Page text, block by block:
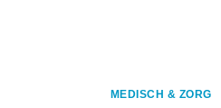
MEDISCH & ZORG